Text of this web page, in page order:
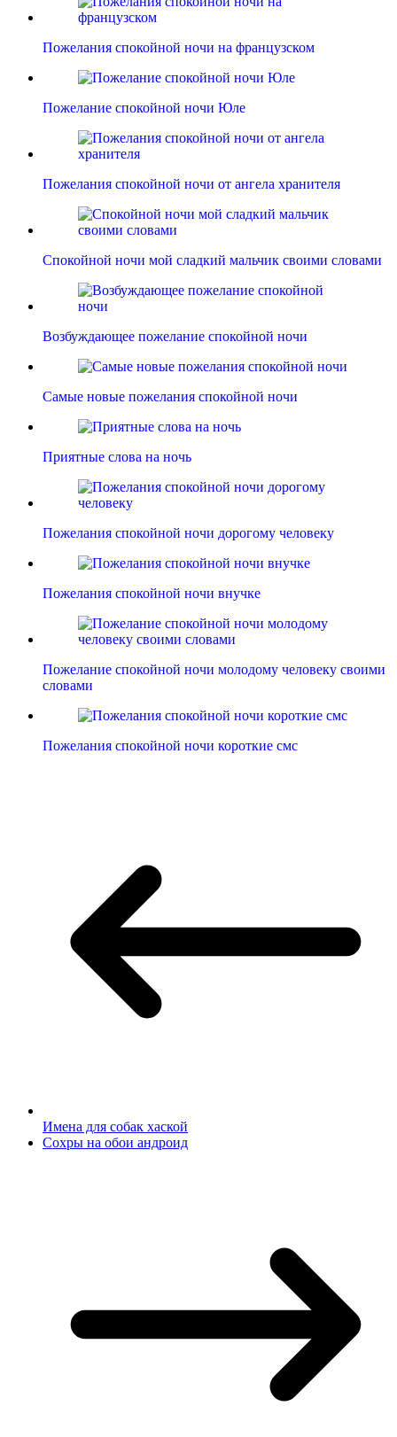
Пожелания спокойной ночи на французском
Пожелание спокойной ночи Юле
Пожелания спокойной ночи от ангела хранителя
Спокойной ночи мой сладкий мальчик своими словами
Возбуждающее пожелание спокойной ночи
Самые новые пожелания спокойной ночи
Приятные слова на ночь
Пожелания спокойной ночи дорогому человеку
Пожелания спокойной ночи внучке
Пожелание спокойной ночи молодому человеку своими
словами
Пожелания спокойной ночи короткие смс
Имена для собак хаской
Сохры на обои андроид